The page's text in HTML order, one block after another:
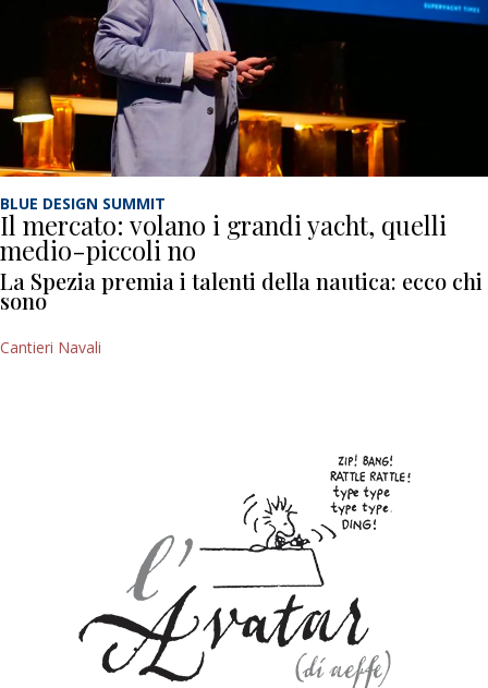
BLUE DESIGN SUMMIT
Il mercato: volano i grandi yacht, quelli
medio-piccoli no
La Spezia premia i talenti della nautica: ecco chi
sono
Cantieri Navali